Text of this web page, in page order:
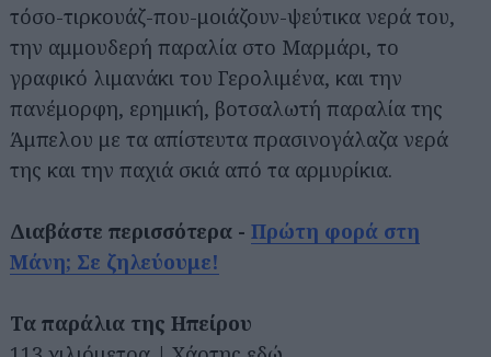
τόσο-τιρκουάζ-που-μοιάζουν-ψεύτικα νερά του,
την αμμουδερή παραλία στο Μαρμάρι, το
γραφικό λιμανάκι του Γερολιμένα, και την
πανέμορφη, ερημική, βοτσαλωτή παραλία της
Άμπελου με τα απίστευτα πρασινογάλαζα νερά
της και την παχιά σκιά από τα αρμυρίκια.
Διαβάστε περισσότερα - Πρώτη φορά στη
Μάνη; Σε ζηλεύουμε!
Τα παράλια της Ηπείρου